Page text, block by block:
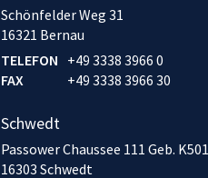
Schönfelder Weg 31
16321 Bernau
TELEFON +49 3338 3966 0
FAX
+49 3338 3966 30
Schwedt
Passower Chaussee 111 Geb. K501
16303 Schwedt